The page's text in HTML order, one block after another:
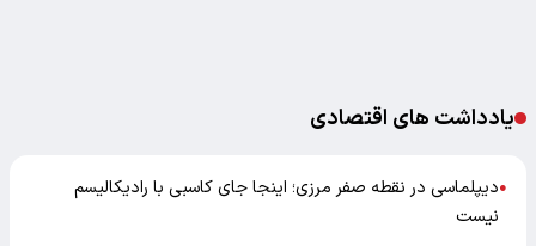
یادداشت های اقتصادی
●دیپلماسی در نقطه صفر مرزی؛ اینجا جای کاسبی با رادیکالیسم
نیست